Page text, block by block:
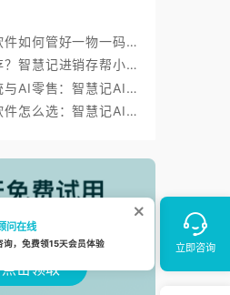
珠宝进销存软件如何管好一物一码、金价调价与标签打印？
什么是进销存？智慧记进销存帮小微商户理顺开单、库存与对账
生鲜收银系统与AI零售：智慧记AI零售称重收银、库存、会员经营方案
服装进销存软件怎么选：智慧记AI批量录入、齐色齐码开单与库存管理
点击领取